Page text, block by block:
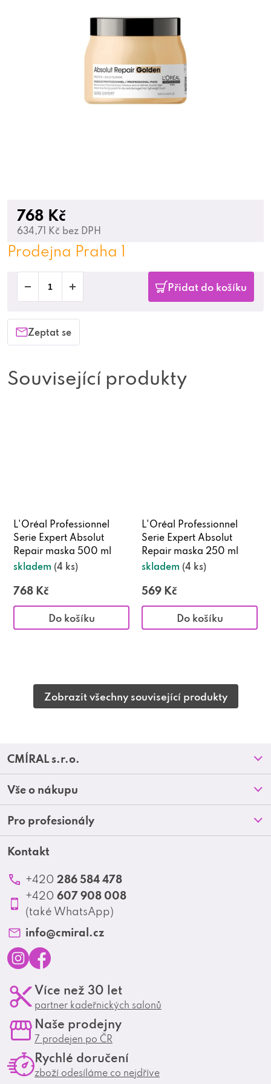
768 Kč
634,71 Kč bez DPH
Prodejna Praha 1
Přidat do košíku
Zeptat se
Související produkty
L'Oréal Professionnel
Serie Expert Absolut
Repair maska 500 ml
skladem (4 ks)
768 Kč
Do košíku
L'Oréal Professionnel
Serie Expert Absolut
Repair maska 250 ml
skladem (4 ks)
569 Kč
Do košíku
Zobrazit všechny související produkty
Z
á
p
a
CMÍRAL s.r.o.
Prodejny
O nás
Blog
Kontakt
Vše o nákupu
Doprava a platba
Obchodní podmínky
Reklamace a vrácení zboží
Ochrana osobních údajů
Pro profesionály
Akční letáky
Produktové katalogy
Profesionální spolupráce
Matrix Club
Kontakt
+420 286 584 478
+420 607 908 008
(také WhatsApp)
info@cmiral.cz
n
s
g
a
e
o
o
Více než 30 let
partner kadeřnických salonů
Naše prodejny
7 prodejen po ČR
Rychlé doručení
zboží odesíláme co nejdříve